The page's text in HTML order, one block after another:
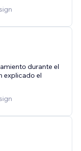
durante el
explicado el